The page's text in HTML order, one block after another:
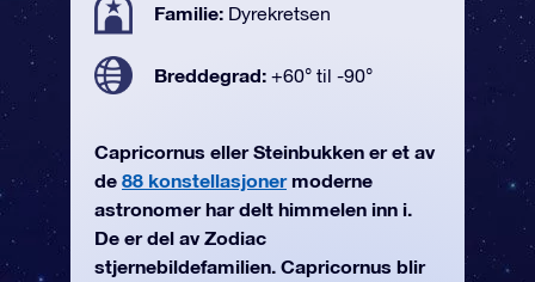
Familie: Dyrekretsen
Breddegrad: +60° til -90°
Capricornus eller Steinbukken er et av
de 88 konstellasjonermoderne
astronomer har delt himmelen inn i.
De er del av Zodiac
stjernebildefamilien. Capricornus blir